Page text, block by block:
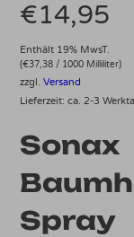
€14,95
Enthält 19% MwsT.
(€37,38 / 1000 Milliliter)
zzgl.Versand
Lieferzeit: ca. 2-3
Sonax
Spray